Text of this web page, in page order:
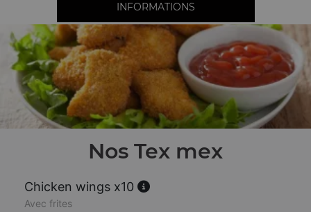
INFORMATIONS
Nos Tex mex
Chicken wings x10
Avec frites